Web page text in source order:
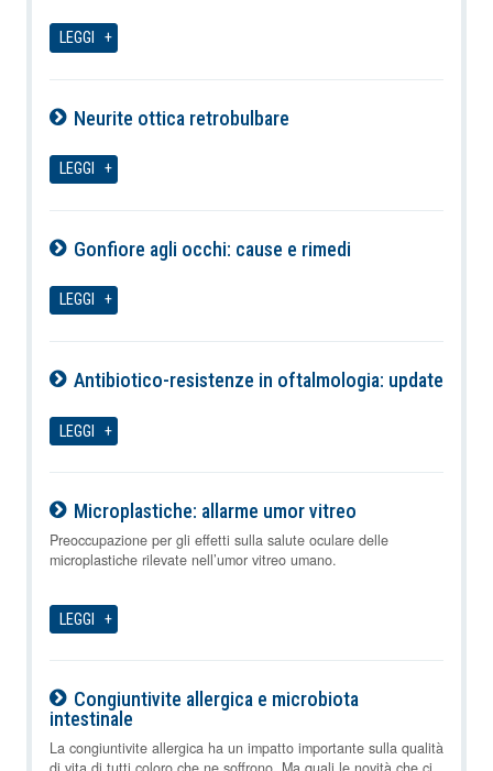
LEGGI
Neurite ottica retrobulbare
LEGGI
Gonfiore agli occhi: cause e rimedi
LEGGI
Antibiotico-resistenze in oftalmologia: update
LEGGI
Microplastiche: allarme umor vitreo
08-08-2026
Preoccupazione per gli effetti sulla salute oculare delle
microplastiche rilevate nell’umor vitreo umano.
LEGGI
Congiuntivite allergica e microbiota
intestinale
08-08-2026
La congiuntivite allergica ha un impatto importante sulla qualità